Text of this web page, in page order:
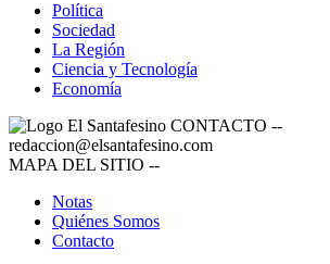
Política
Sociedad
La Región
Ciencia y Tecnología
Economía
CONTACTO --
redaccion@elsantafesino.com
MAPA DEL SITIO --
Notas
Quiénes Somos
Contacto